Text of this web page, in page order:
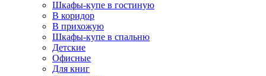
Шкафы-купе в гостиную
В коридор
В прихожую
Шкафы-купе в спальню
Детские
Офисные
Для книг